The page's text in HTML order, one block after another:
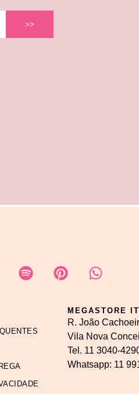
>>
MEGASTORE
R. João
Vila Nova
Tel. 11 3040-
Whatsapp: 11